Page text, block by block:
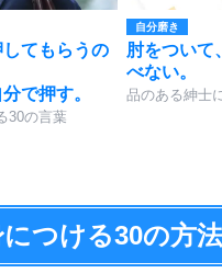
てもらうの
で押す。
30の言葉
自分磨き
肘をついて
べない。
品のある紳士
つける30の方法